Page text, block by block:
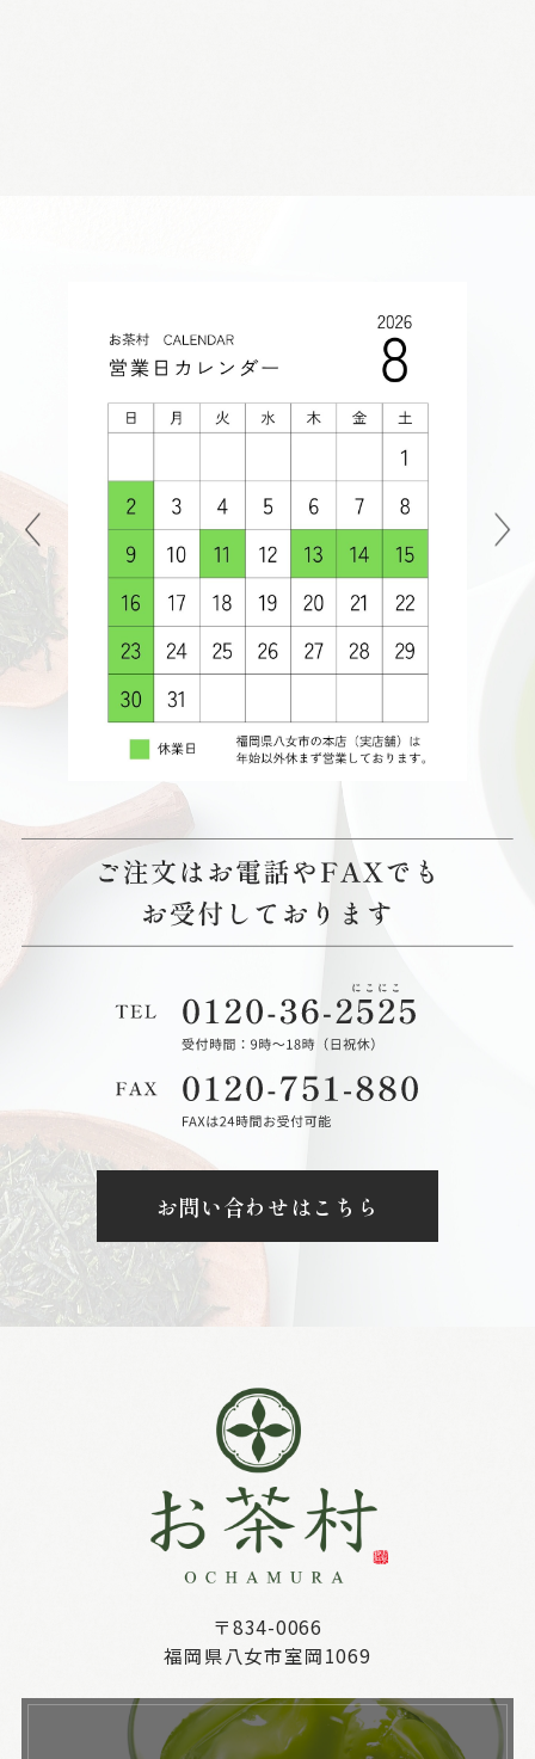
お問い合わせはこちら
〒834-0066
福岡県八女市室岡1069